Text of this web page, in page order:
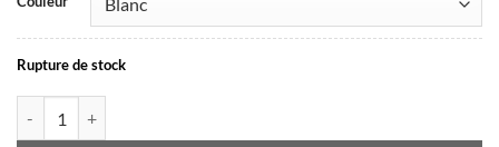
Rupture de stock